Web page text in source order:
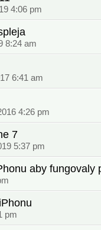
4:06 pm
8:24 am
6:41 am
4:26 pm
7
5:37 pm
aby fungovaly
pm